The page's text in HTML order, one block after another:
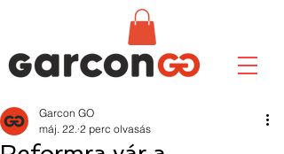
Garcon GO
máj. 22. 2 perc olvasás